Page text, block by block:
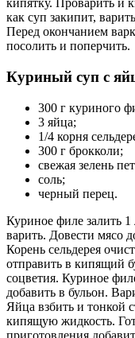
кипятку. Проварить и
как суп закипит,
Перед окончанием
посолить и поперчить.
Куриный суп с
300 г куриного
3 яйца;
1/4 корня
300 г брокколи;
свежая зелень
соль;
черный перец.
Куриное филе залить
варить. Довести мясо
Корень сельдерея
отправить в кипящий
соцветия. Куриное
добавить в бульон.
Яйца взбить и тонкой
кипящую жидкость.
приготовления